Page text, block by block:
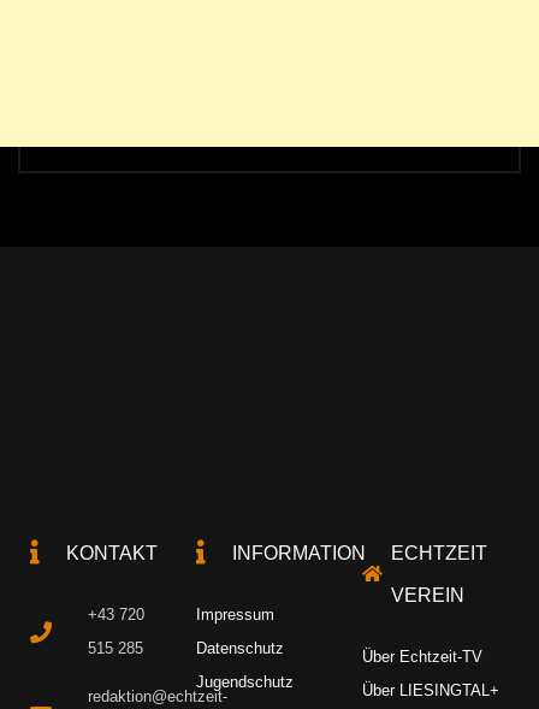
KONTAKT
+43 720
515 285
redaktion@echtzeit-
INFORMATION
Impressum
Datenschutz
Jugendschutz
ECHTZEIT
VEREIN
Über Echtzeit-TV
Über LIESINGTAL+